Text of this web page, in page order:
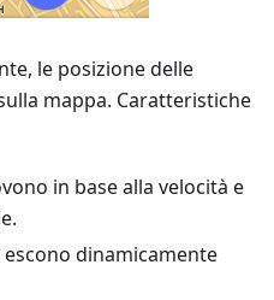
le posizione delle
mappa. Caratteristiche
in base alla velocità e
dinamicamente